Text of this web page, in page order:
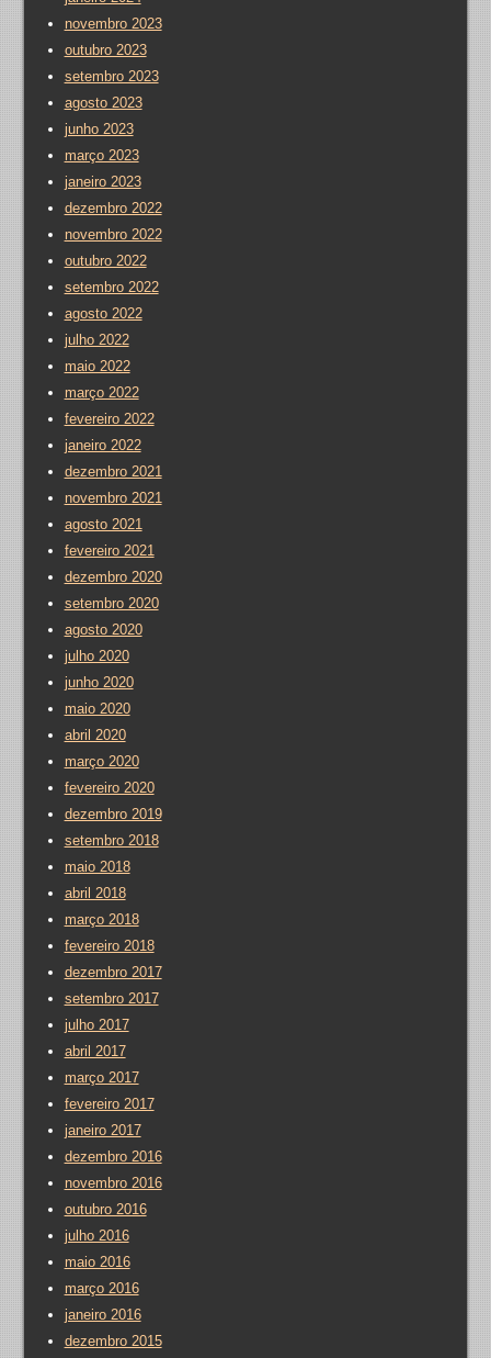
novembro 2023
outubro 2023
setembro 2023
agosto 2023
junho 2023
março 2023
janeiro 2023
dezembro 2022
novembro 2022
outubro 2022
setembro 2022
agosto 2022
julho 2022
maio 2022
março 2022
fevereiro 2022
janeiro 2022
dezembro 2021
novembro 2021
agosto 2021
fevereiro 2021
dezembro 2020
setembro 2020
agosto 2020
julho 2020
junho 2020
maio 2020
abril 2020
março 2020
fevereiro 2020
dezembro 2019
setembro 2018
maio 2018
abril 2018
março 2018
fevereiro 2018
dezembro 2017
setembro 2017
julho 2017
abril 2017
março 2017
fevereiro 2017
janeiro 2017
dezembro 2016
novembro 2016
outubro 2016
julho 2016
maio 2016
março 2016
janeiro 2016
dezembro 2015